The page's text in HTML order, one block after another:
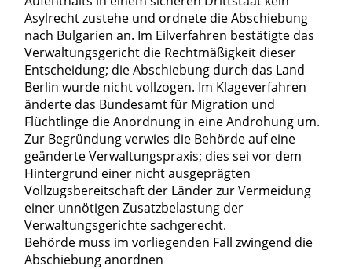
Asylrecht zustehe und ordnete die Abschiebung
nach Bulgarien an. Im Eilverfahren bestätigte das
Verwaltungsgericht die Rechtmäßigkeit dieser
Entscheidung; die Abschiebung durch das Land
Berlin wurde nicht vollzogen. Im Klageverfahren
änderte das Bundesamt für Migration und
Flüchtlinge die Anordnung in eine Androhung um.
Zur Begründung verwies die Behörde auf eine
geänderte Verwaltungspraxis; dies sei vor dem
Hintergrund einer nicht ausgeprägten
Vollzugsbereitschaft der Länder zur Vermeidung
einer unnötigen Zusatzbelastung der
Verwaltungsgerichte sachgerecht.
Behörde muss im vorliegenden Fall zwingend die
Abschiebung anordnen